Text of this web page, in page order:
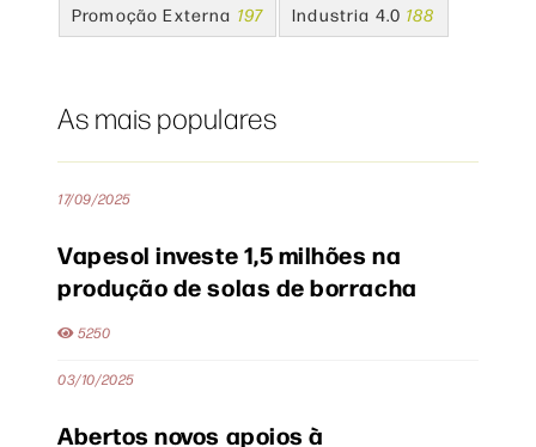
Promoção Externa 197 Industria 4.0 188
As mais populares
17/09/2025
Vapesol investe 1,5 milhões na
produção de solas de borracha
5250
03/10/2025
Abertos novos apoios à